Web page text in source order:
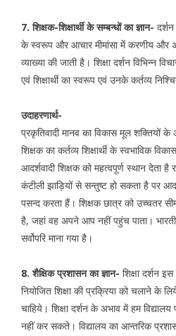
7. शिक्षक-शिक्षार्थी के सम्बन्धों का ज्ञान-
के स्वरूप और आचार मीमांसा में करणीय और
व्याख्या की जाती है। शिक्षा दर्शन विभिन्न
एवं शिक्षार्थी का स्वरूप एवं उनके कर्तव्य
उदाहरणार्थ-
प्रकृतिवादी मानव का विकास मूल शक्तियों
शिक्षक का कर्तव्य शिक्षार्थी के स्वभाविक
आदर्शवादी शिक्षक को महत्वपूर्ण स्थान देता
कंटीली झाड़ियों से सन्तुष्ट हो सकता है पर
पसन्द करता हैं। शिक्षक छात्र को उच्चतर
है, जहां वह अपने आप नहीं पहुंच पाता।
सर्वोपरि माना गया है।
8. शैक्षिक प्रशासन का ज्ञान- शिक्षा दर्शन
नियोजित शिक्षा की प्रक्रिया को चलाने के
चाहिये। शिक्षा दर्शन के अभाव में हम विद्यालय
नहीं कर सकते। विद्यालय का आन्तरिक